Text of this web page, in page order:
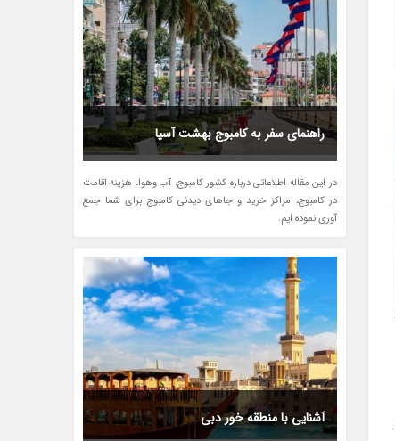
راهنمای سفر به کامبوج بهشت آسیا
در این مقاله اطلاعاتی درباره کشور کامبوج، آب وهوا، هزینه اقامت
در کامبوج، مراکز خرید و جاهای دیدنی کامبوج برای شما جمع
آوری نموده ایم.
آشنایی با منطقه خور دبی